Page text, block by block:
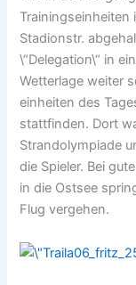
Trainingseinheiten
Stadionstr.
\“Delegation\“ in
Wetterlage weiter
einheiten des
stattfinden. Dort
Strandolympiade
die Spieler. Bei
in die Ostsee
Flug vergehen.